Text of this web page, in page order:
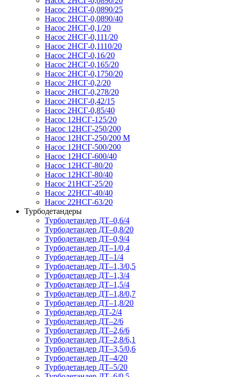
Насос 2НСГ-0,0890/25
Насос 2НСГ-0,0890/40
Насос 2НСГ-0,1/20
Насос 2НСГ-0,111/20
Насос 2НСГ-0,1110/20
Насос 2НСГ-0,16/20
Насос 2НСГ-0,165/20
Насос 2НСГ-0,1750/20
Насос 2НСГ-0,2/20
Насос 2НСГ-0,278/20
Насос 2НСГ-0,42/15
Насос 2НСГ-0,85/40
Насос 12НСГ-125/20
Насос 12НСГ-250/200
Насос 12НСГ-250/200 М
Насос 12НСГ-500/200
Насос 12НСГ-600/40
Насос 12НСГ-80/20
Насос 12НСГ-80/40
Насос 21НСГ-25/20
Насос 22НСГ-40/40
Насос 22НСГ-63/20
Турбодетандеры
Турбодетандер ДТ–0,6/4
Турбодетандер ДТ–0,8/20
Турбодетандер ДТ–0,9/4
Турбодетандер ДТ–1/0,4
Турбодетандер ДТ–1/4
Турбодетандер ДТ–1,3/0,5
Турбодетандер ДТ–1,3/4
Турбодетандер ДТ–1,5/4
Турбодетандер ДТ–1,8/0,7
Турбодетандер ДТ–1,8/20
Турбодетандер ДТ-2/4
Турбодетандер ДТ–2/6
Турбодетандер ДТ–2,6/6
Турбодетандер ДТ–2,8/6,1
Турбодетандер ДТ–3,5/0,6
Турбодетандер ДТ–4/20
Турбодетандер ДТ–5/20